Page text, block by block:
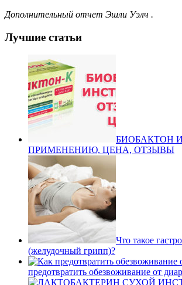
Дополнительный отчет Эшли Уэлч .
Лучшие статьи
БИОБАКТОН
ПРИМЕНЕНИЮ, ЦЕНА, ОТЗЫВЫ
Что такое
(желудочный грипп)?
предотвратить обезвоживание от